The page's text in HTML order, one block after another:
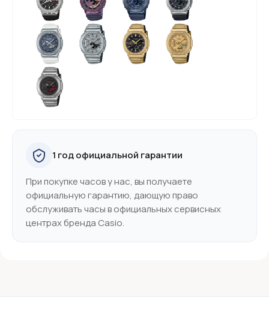
1 год официальной гарантии
При покупке часов у нас, вы получаете
официальную гарантию, дающую право
обслуживать часы в официальных сервисных
центрах бренда Casio.